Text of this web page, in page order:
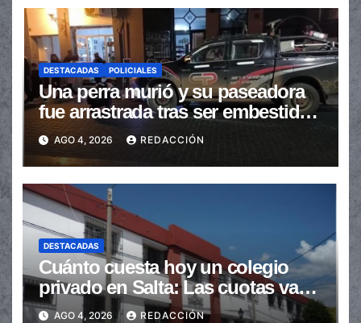
DESTACADAS POLICIALES
Una perra murió y su paseadora
fue arrastrada tras ser embestidas
en la senda peatonal
AGO 4, 2026 REDACCIÓN
DESTACADAS
Cuánto cuesta hoy un colegio
privado en Salta: Las cuotas van
de $110.000 a más de $600.000
AGO 4, 2026 REDACCIÓN